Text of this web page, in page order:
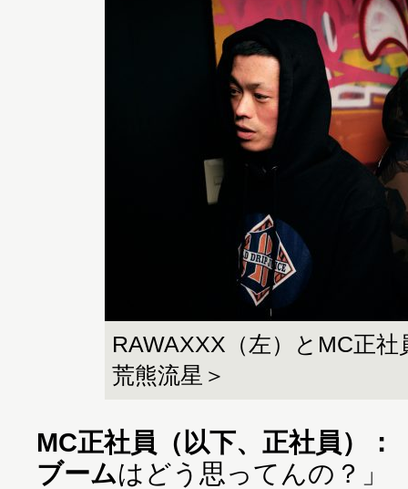
RAWAXXX（左）とMC正社
荒熊流星＞
MC正社員（以下、正社員）：
ブームはどう思ってんの？」